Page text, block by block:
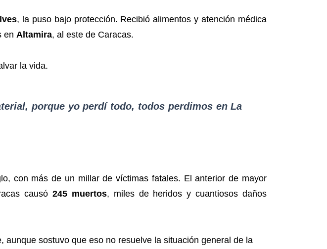
, la puso bajo protección. Recibió alimentos y atención médica
en Altamira, al este de Caracas.
la vida.
porque yo perdí todo, todos perdimos en La
con más de un millar de víctimas fatales. El anterior de mayor
causó245 muertos, miles de heridos y cuantiosos daños